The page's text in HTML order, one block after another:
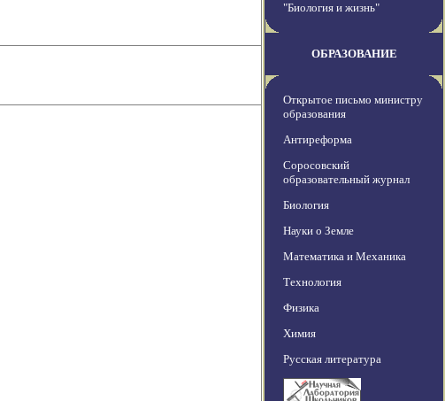
"Биология и жизнь"
ОБРАЗОВАНИЕ
Открытое письмо министру
образования
Антиреформа
Соросовский
образовательный журнал
Биология
Науки о Земле
Математика и Механика
Технология
Физика
Химия
Русская литература